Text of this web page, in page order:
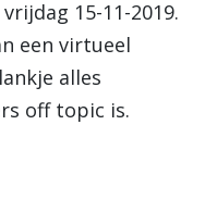
15-11-2019.
een virtueel
alles
off topic is.